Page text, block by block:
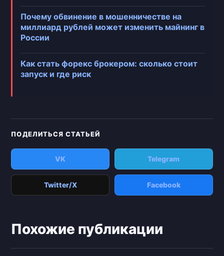
Почему обвинение в мошенничестве на
миллиард рублей может изменить майнинг в
России
Как стать форекс брокером: сколько стоит
запуск и где риск
ПОДЕЛИТЬСЯ СТАТЬЕЙ
VK Telegram
Twitter/X Facebook
Похожие публикации